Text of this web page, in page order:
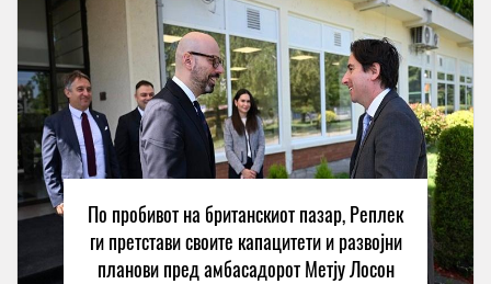
По пробивот на британскиот пазар, Реплек
ги претстави своите капацитети и развојни
планови пред амбасадорот Метју Лосон